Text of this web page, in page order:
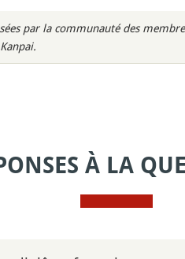
par la communauté des
À LA